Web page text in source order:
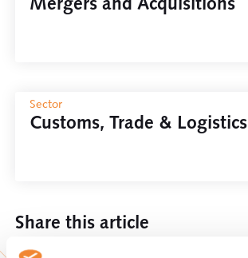
Sector
Customs, Trade & Logistics
Share this article